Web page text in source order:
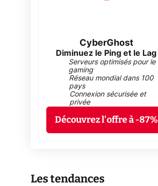
CyberGhost
Diminuez le Ping et le Lag
Serveurs optimisés pour le
gaming
Réseau mondial dans 100
pays
Connexion sécurisée et
privée
Découvrez l'offre à -87%
Les tendances